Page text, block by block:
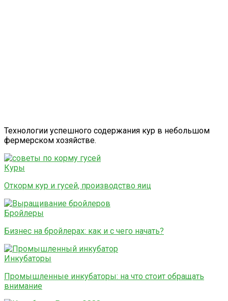
Технологии успешного содержания кур в небольшом
фермерском хозяйстве.
Куры
Откорм кур и гусей, производство яиц
Бройлеры
Бизнес на бройлерах: как и с чего начать?
Инкубаторы
Промышленные инкубаторы: на что стоит обращать
внимание